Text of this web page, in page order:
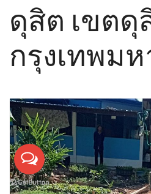
ดุสิต เขตดุ
กรุงเทพม